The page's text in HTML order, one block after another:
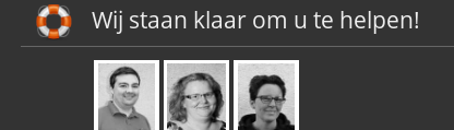
Wij staan klaar om u te helpen!